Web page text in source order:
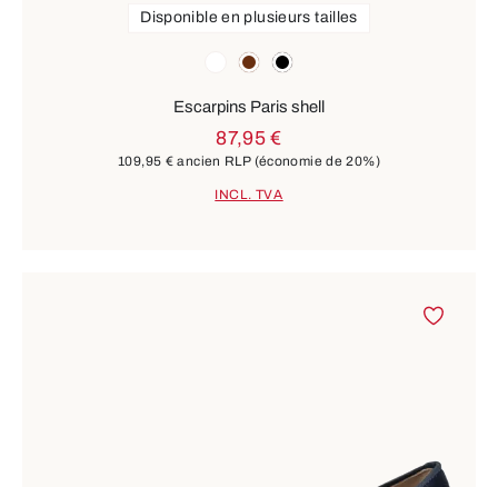
blancmarron
noir
Disponible en plusieurs tailles
Escarpins Paris shell
87,95 €
109,95 € ancien RLP (économie de 20%)
INCL. TVA